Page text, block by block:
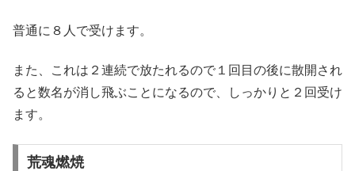
普通に８人で受けます。
また、これは２連続で放たれるので１回目の後に散開され
ると数名が消し飛ぶことになるので、しっかりと２回受け
ます。
荒魂燃焼